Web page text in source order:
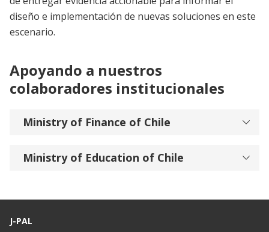
diseño e implementación de nuevas soluciones en este
escenario.
Apoyando a nuestros
colaboradores institucionales
Ministry of Finance of Chile
Ministry of Education of Chile
J-PAL